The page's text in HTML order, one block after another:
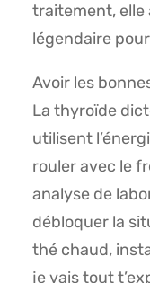
traitement, elle
légendaire
Avoir les
La thyroïde
utilisent
rouler avec le
analyse de
débloquer la
thé chaud,
je vais tout